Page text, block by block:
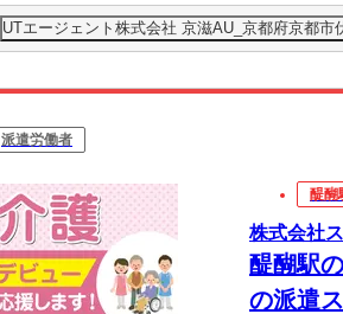
UTエージェント株式会社 京滋AU_京都府京都
派遣労働者
醍醐
株式会社
醍醐駅
の派遣